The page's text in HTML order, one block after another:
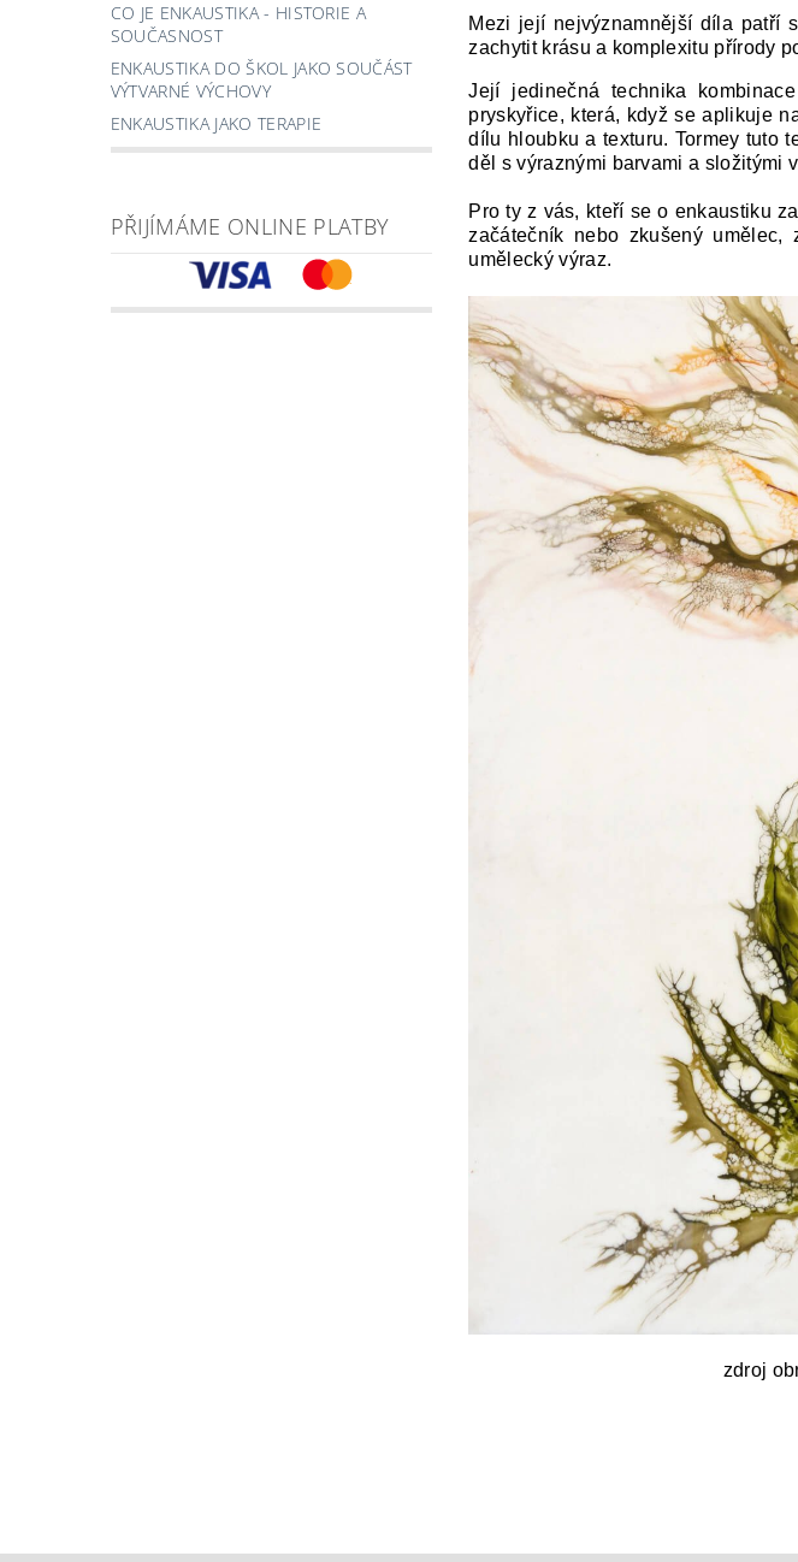
CO JE ENKAUSTIKA - HISTORIE A
SOUČASNOST
ENKAUSTIKA DO ŠKOL JAKO SOUČÁST
VÝTVARNÉ VÝCHOVY
ENKAUSTIKA JAKO TERAPIE
PŘIJÍMÁME ONLINE PLATBY
Mezi její nejvýznamnější díla patří
zachytit krásu a komplexitu přírody
Její jedinečná technika
pryskyřice, která, když se aplikuje
dílu hloubku a texturu. Tormey tuto
děl s výraznými barvami a složitými
Pro ty z vás, kteří se o enkaustiku
začátečník nebo zkušený
umělecký výraz.
zdroj